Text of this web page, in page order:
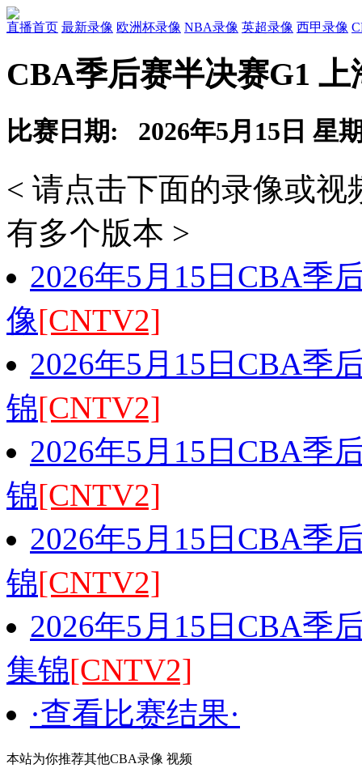
直播首页 最新录像 欧洲杯录像 NBA录像 英超录像 西甲录像
CBA季后赛半决赛G1
比赛日期: 2026年5月15日 星
< 请点击下面的录像或
有多个版本 >
2026年5月15日CBA季
像[CNTV2]
2026年5月15日CBA季
锦[CNTV2]
2026年5月15日CBA季
锦[CNTV2]
2026年5月15日CBA季
锦[CNTV2]
2026年5月15日CBA季
集锦[CNTV2]
·查看比赛结果·
本站为你推荐其他CBA录像 视频